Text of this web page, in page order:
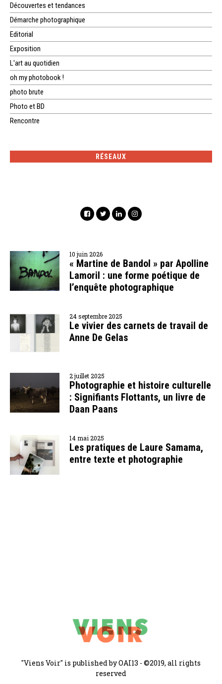
Découvertes et tendances
Démarche photographique
Editorial
Exposition
L'art au quotidien
oh my photobook !
photo brute
Photo et BD
Rencontre
RÉSEAUX
10 juin 2026
« Martine de Bandol » par Apolline
Lamoril : une forme poétique de
l’enquête photographique
24 septembre 2025
Le vivier des carnets de travail de
Anne De Gelas
2 juillet 2025
Photographie et histoire culturelle
: Signifiants Flottants, un livre de
Daan Paans
14 mai 2025
Les pratiques de Laure Samama,
entre texte et photographie
"Viens Voir" is published by OAI13 - ©2019, all rights
reserved